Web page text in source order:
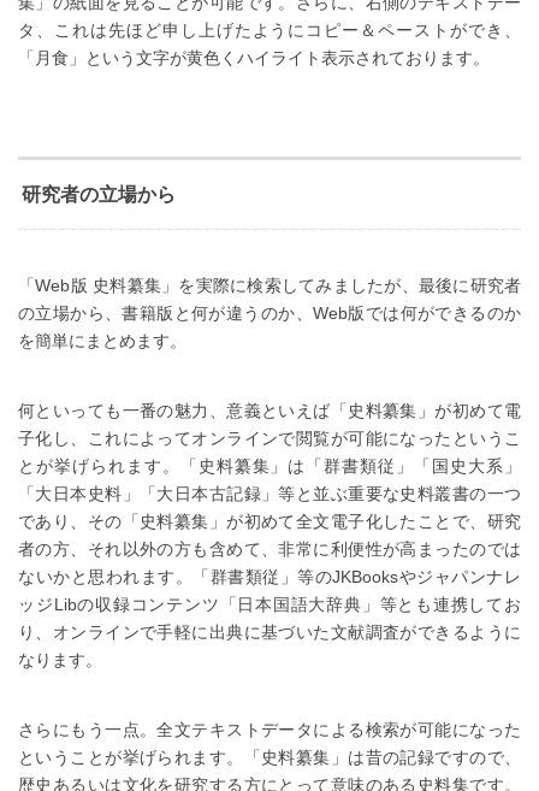
タ、これは先ほど申し上げたようにコピー＆ペーストができ、
「月食」という文字が黄色くハイライト表示されております。
研究者の立場から
「Web版 史料纂集」を実際に検索してみましたが、最後に研究者
の立場から、書籍版と何が違うのか、Web版では何ができるのか
を簡単にまとめます。
何といっても一番の魅力、意義といえば「史料纂集」が初めて電
子化し、これによってオンラインで閲覧が可能になったというこ
とが挙げられます。「史料纂集」は「群書類従」「国史大系」
「大日本史料」「大日本古記録」等と並ぶ重要な史料叢書の一つ
であり、その「史料纂集」が初めて全文電子化したことで、研究
者の方、それ以外の方も含めて、非常に利便性が高まったのでは
ないかと思われます。「群書類従」等のJKBooksやジャパンナレ
ッジLibの収録コンテンツ「日本国語大辞典」等とも連携してお
り、オンラインで手軽に出典に基づいた文献調査ができるように
なります。
さらにもう一点。全文テキストデータによる検索が可能になった
ということが挙げられます。「史料纂集」は昔の記録ですので、
歴史あるいは文化を研究する方にとって意味のある史料集です。